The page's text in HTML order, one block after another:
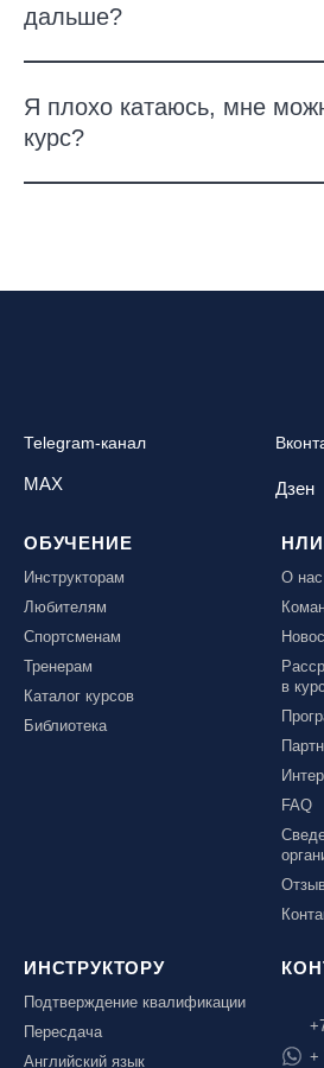
дальше?
Я плохо катаюсь, мне
курс?
Telegram-канал
MAX Дзен
ОБУЧЕНИЕ
Инструкторам
Любителям
Спортсменам
Тренерам
Каталог курсов
Библиотека
НЛИ
О нас
в
FAQ
ИНСТРУКТОРУ
Подтверждение квалификации
Пересдача
Английский язык
+